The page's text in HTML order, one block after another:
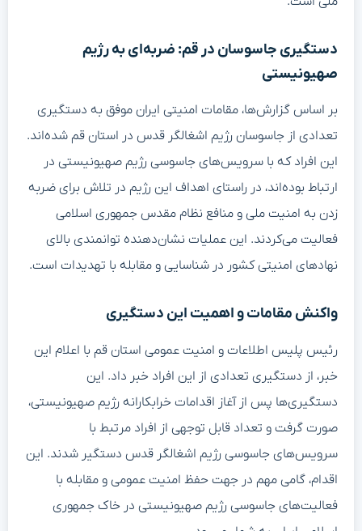
دستگیری جاسوسان در قم: ضربه‌ای به رژیم
صهیونیستی
بر اساس گزارش‌ها، مقامات امنیتی ایران موفق به دستگیری
تعدادی از جاسوسان رژیم اشغالگر قدس در استان قم شده‌اند.
این افراد که با سرویس‌های جاسوسی رژیم صهیونیستی در
ارتباط بوده‌اند، در راستای اهداف این رژیم در تلاش برای ضربه
زدن به امنیت ملی و منافع نظام مقدس جمهوری اسلامی
فعالیت می‌کردند. این عملیات نشان‌دهنده توانمندی بالای
نهادهای امنیتی کشور در شناسایی و مقابله با تهدیدات است.
واکنش مقامات و اهمیت این دستگیری
رئیس پلیس اطلاعات و امنیت عمومی استان قم با اعلام این
خبر، از دستگیری تعدادی از این افراد خبر داد. این
دستگیری‌ها پس از آغاز اقدامات خرابکارانه رژیم صهیونیستی،
صورت گرفت و تعداد قابل توجهی از افراد مرتبط با
سرویس‌های جاسوسی رژیم اشغالگر قدس دستگیر شدند. این
اقدام، گامی مهم در جهت حفظ امنیت عمومی و مقابله با
فعالیت‌های جاسوسی رژیم صهیونیستی در خاک جمهوری